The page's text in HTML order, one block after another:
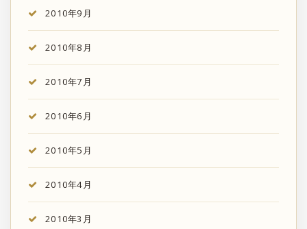
2010年9月
2010年8月
2010年7月
2010年6月
2010年5月
2010年4月
2010年3月